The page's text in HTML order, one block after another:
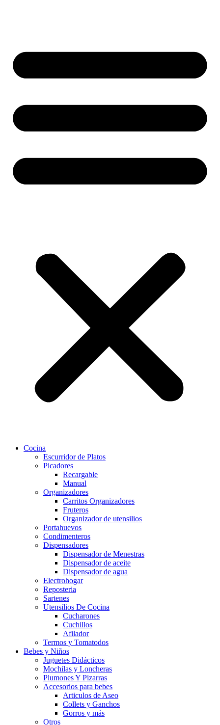
Cocina
Escurridor de Platos
Picadores
Recargable
Manual
Organizadores
Carritos Organizadores
Fruteros
Organizador de utensilios
Portahuevos
Condimenteros
Dispensadores
Dispensador de Menestras
Dispensador de aceite
Dispensador de agua
Electrohogar
Reposteria
Sartenes
Utensilios De Cocina
Cucharones
Cuchillos
Afilador
Termos y Tomatodos
Bebes y Niños
Juguetes Didácticos
Mochilas y Loncheras
Plumones Y Pizarras
Accesorios para bebes
Articulos de Aseo
Collets y Ganchos
Gorros y más
Otros